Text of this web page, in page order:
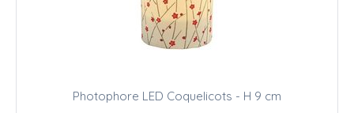
Photophore LED Coquelicots - H 9 cm